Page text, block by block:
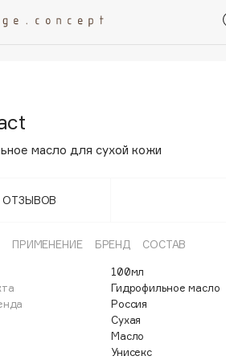
масло для сухой кожи
ОТЗЫВОВ
ПРИМЕНЕНИЕ БРЕНД СОСТАВ
100мл
Гидрофильное масло
Россия
Сухая
Масло
Унисекс